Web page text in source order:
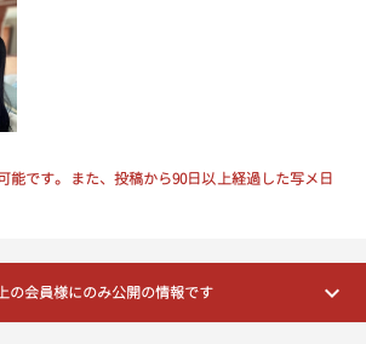
能です。また、投稿から90日以上経過した写メ日
の会員様にのみ公開の情報です